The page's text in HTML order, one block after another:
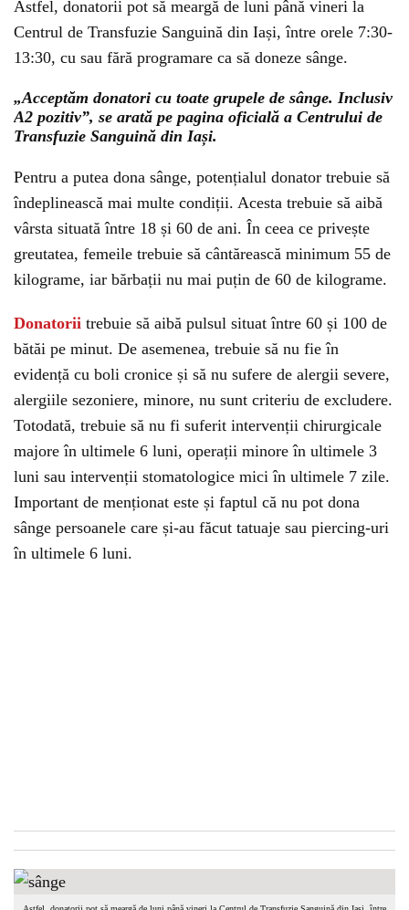
Astfel, donatorii pot să meargă de luni până vineri la
Centrul de Transfuzie Sanguină din Iași, între orele 7:30-
13:30, cu sau fără programare ca să doneze sânge.
„Acceptăm donatori cu toate grupele de sânge. Inclusiv
A2 pozitiv”, se arată pe pagina oficială a Centrului de
Transfuzie Sanguină din Iași.
Pentru a putea dona sânge, potențialul donator trebuie să
îndeplinească mai multe condiții. Acesta trebuie să aibă
vârsta situată între 18 și 60 de ani. În ceea ce privește
greutatea, femeile trebuie să cântărească minimum 55 de
kilograme, iar bărbații nu mai puțin de 60 de kilograme.
Donatorii trebuie să aibă pulsul situat între 60 și 100 de
bătăi pe minut. De asemenea, trebuie să nu fie în
evidență cu boli cronice și să nu sufere de alergii severe,
alergiile sezoniere, minore, nu sunt criteriu de excludere.
Totodată, trebuie să nu fi suferit intervenții chirurgicale
majore în ultimele 6 luni, operații minore în ultimele 3
luni sau intervenții stomatologice mici în ultimele 7 zile.
Important de menționat este și faptul că nu pot dona
sânge persoanele care și-au făcut tatuaje sau piercing-uri
în ultimele 6 luni.